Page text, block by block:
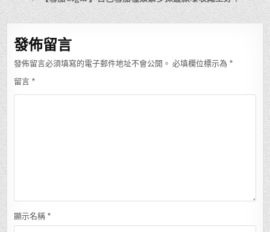
覽
發佈留言
發佈留言必須填寫的電子郵件地址不會公開。 必填欄位標示為 *
留言 *
顯示名稱 *